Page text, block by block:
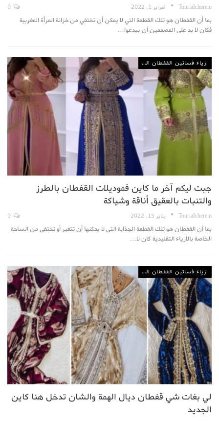
TouriaIcherem فبراير 1, 2022
بما أن القفطان هو تلك القطعة التي لا يمكن أن تختفي من خزانة المرأة المغربية
فكان لا بد على المصممين أن يبدعوا…
ازياء فساتين القفطان المغربي
جبت ليكم آخر ما كاين فموديلات القفطان بالطرز
والتنبات بالعقيق أناقة وشياكة
TouriaIcherem يناير 15, 2022
بما أن القفطان هو تلك القطعة الجذابة التي لا يمكنها أن تتغير أو تختفي من الساحة
الخاصة بالأزياء التقليدية كان لا…
ازياء فساتين القفطان المغربي
لي بغات شي قفطان ديال الهمة والشان تدخل هنا كاين
الجديد